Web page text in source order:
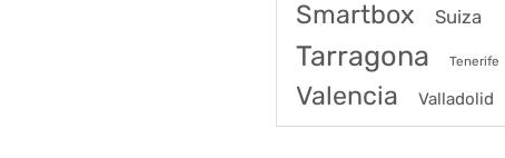
Smartbox
Suiza
Tarragona Tenerife
Valencia Valladolid